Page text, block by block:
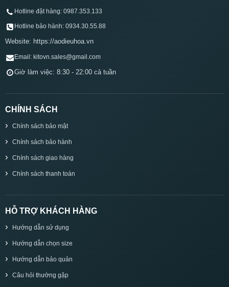
Hotline đặt hàng: 0987.353.133
Hotline bảo hành: 0934.30.55.88
Website: https://aodieuhoa.vn
Email: kitovn.sales@gmail.com
Giờ làm việc: 8:30 - 22:00 cả tuần
CHÍNH SÁCH
Chính sách bảo mật
Chính sách bảo hành
Chính sách giao hàng
Chính sách thanh toán
HỖ TRỢ KHÁCH HÀNG
Hướng dẫn sử dụng
Hướng dẫn chọn size
Hướng dẫn bảo quản
Câu hỏi thường gặp